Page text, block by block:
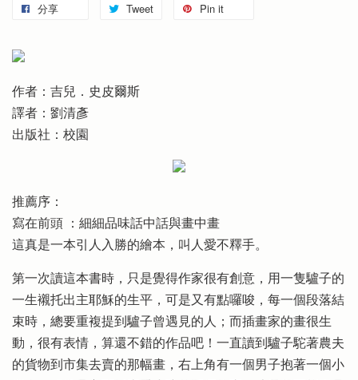
分享 Tweet Pin it
作者：吉兒．史皮爾斯
譯者：劉清彥
出版社：校園
推薦序：
寫在前頭 ：細細品味話中話與畫中畫
這真是一本引人入勝的繪本，叫人愛不釋手。
第一次讀這本書時，只是覺得作家很有創意，用一隻驢子的
一生襯托出主耶穌的生平，可是又有點囉唆，每一個段落結
束時，總要重複提到驢子曾遇見的人；而插畫家的畫很生
動，很有表情，算還不錯的作品吧！一直讀到驢子駝著農夫
的貨物到市集去賣的那幅畫，右上角有一個男子抱著一個小